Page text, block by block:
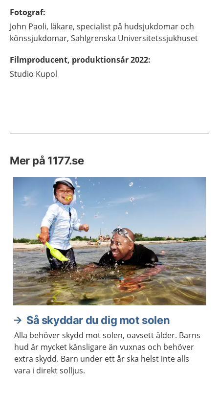
Fotograf:
John Paoli, läkare, specialist på hudsjukdomar och
könssjukdomar, Sahlgrenska Universitetssjukhuset
Filmproducent, produktionsår 2022:
Studio Kupol
Mer på 1177.se
Så skyddar du dig mot solen
Alla behöver skydd mot solen, oavsett ålder. Barns
hud är mycket känsligare än vuxnas och behöver
extra skydd. Barn under ett år ska helst inte alls
vara i direkt solljus.